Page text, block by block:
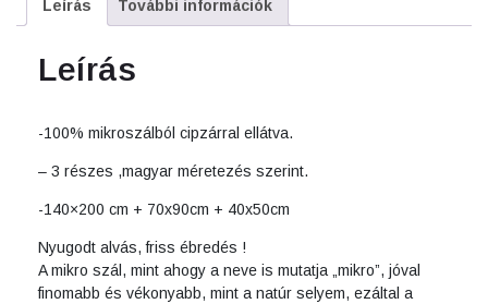
Leírás További információk
Leírás
-100% mikroszálból cipzárral ellátva.
– 3 részes ,magyar méretezés szerint.
-140×200 cm + 70x90cm + 40x50cm
Nyugodt alvás, friss ébredés !
A mikro szál, mint ahogy a neve is mutatja „mikro”, jóval
finomabb és vékonyabb, mint a natúr selyem, ezáltal a